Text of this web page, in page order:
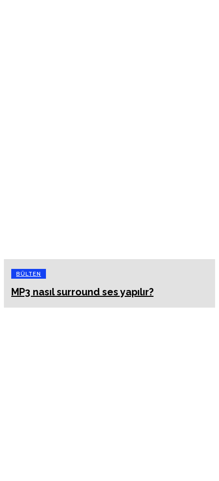
BÜLTEN
MP3 nasıl surround ses yapılır?